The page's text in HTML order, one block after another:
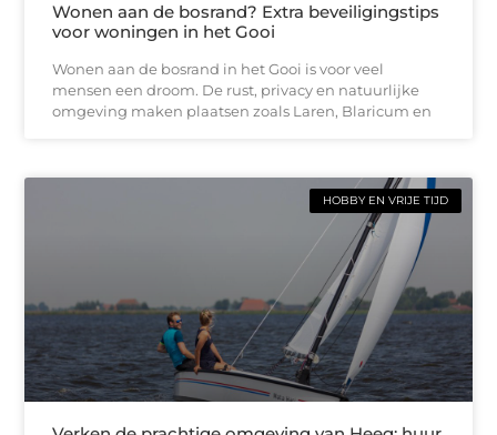
Wonen aan de bosrand? Extra beveiligingstips
voor woningen in het Gooi
Wonen aan de bosrand in het Gooi is voor veel
mensen een droom. De rust, privacy en natuurlijke
omgeving maken plaatsen zoals Laren, Blaricum en
HOBBY EN VRIJE TIJD